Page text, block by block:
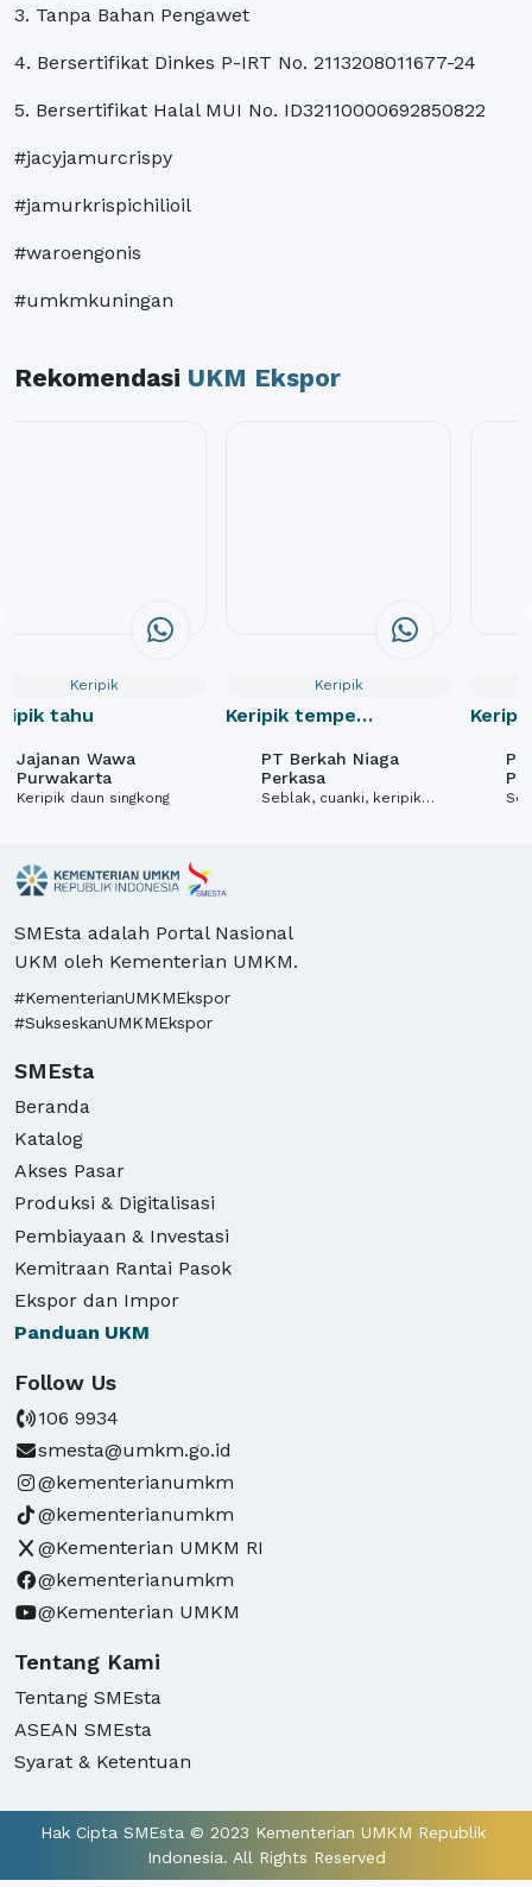
3. Tanpa Bahan Pengawet
4. Bersertifikat Dinkes P-IRT No. 2113208011677-24
5. Bersertifikat Halal MUI No. ID32110000692850822
#jacyjamurcrispy
#jamurkrispichilioil
#waroengonis
#umkmkuningan
Rekomendasi UKM Ekspor
Keripik
tahu
Jajanan Wawa
Purwakarta
Keripik daun singkong
Keripik
Keripik tempe
PT Berkah Niaga
Perkasa
Seblak, cuanki, keripik
SMEsta adalah Portal Nasional
UKM oleh Kementerian UMKM.
#KementerianUMKMEkspor
#SukseskanUMKMEkspor
SMEsta
Beranda
Katalog
Akses Pasar
Produksi & Digitalisasi
Pembiayaan & Investasi
Kemitraan Rantai Pasok
Ekspor dan Impor
Panduan UKM
Follow Us
106 9934
smesta@umkm.go.id
@kementerianumkm
@kementerianumkm
@Kementerian UMKM RI
@kementerianumkm
@Kementerian UMKM
Tentang Kami
Tentang SMEsta
ASEAN SMEsta
Syarat & Ketentuan
Hak Cipta SMEsta © 2023 Kementerian UMKM Republik
Indonesia. All Rights Reserved